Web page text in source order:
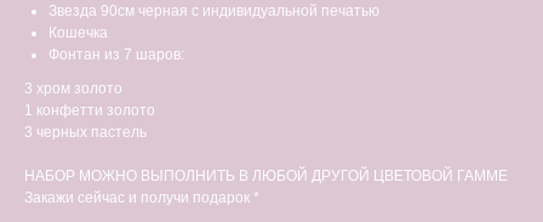
Звезда 90см черная с индивидуальной печатью
Кошечка
Фонтан из 7 шаров:
3 хром золото
1 конфетти золото
3 черных пастель
НАБОР МОЖНО ВЫПОЛНИТЬ В ЛЮБОЙ ДРУГОЙ ЦВЕТОВОЙ ГАММЕ
Закажи сейчас и получи подарок *